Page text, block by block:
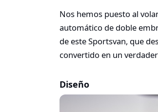
Nos hemos puesto al
automático de doble
de este Sportsvan, que
convertido en un
Diseño